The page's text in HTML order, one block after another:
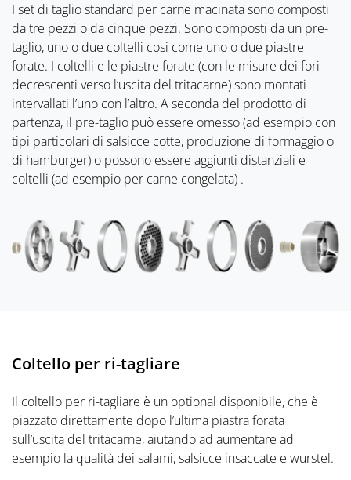
I set di taglio standard per carne macinata sono composti
da tre pezzi o da cinque pezzi. Sono composti da un pre-
taglio, uno o due coltelli cosi come uno o due piastre
forate. I coltelli e le piastre forate (con le misure dei fori
decrescenti verso l’uscita del tritacarne) sono montati
intervallati l’uno con l’altro. A seconda del prodotto di
partenza, il pre-taglio può essere omesso (ad esempio con
tipi particolari di salsicce cotte, produzione di formaggio o
di hamburger) o possono essere aggiunti distanziali e
coltelli (ad esempio per carne congelata) .
Coltello per ri-tagliare
Il coltello per ri-tagliare è un optional disponibile, che è
piazzato direttamente dopo l’ultima piastra forata
sull’uscita del tritacarne, aiutando ad aumentare ad
esempio la qualità dei salami, salsicce insaccate e wurstel.